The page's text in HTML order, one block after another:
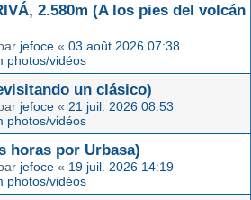
2.580m (A los pies del volcán
jefoce « 03 août 2026 07:38
photos/vidéos
un clásico)
jefoce « 21 juil. 2026 08:53
photos/vidéos
horas por Urbasa)
jefoce « 19 juil. 2026 14:19
photos/vidéos